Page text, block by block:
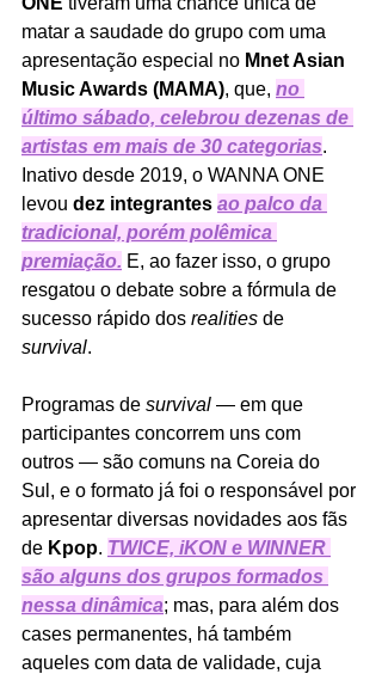
matar a saudade do grupo com uma
apresentação especial no Mnet Asian
Music Awards (MAMA), que, no
último sábado, celebrou dezenas de
artistas em mais de 30 categorias.
Inativo desde 2019, o WANNA ONE
levou dez integrantes ao palco da
tradicional, porém polêmica
premiação. E, ao fazer isso, o grupo
resgatou o debate sobre a fórmula de
sucesso rápido dos realities de
survival.
Programas de survival — em que
participantes concorrem uns com
outros — são comuns na Coreia do
Sul, e o formato já foi o responsável por
apresentar diversas novidades aos fãs
de Kpop. TWICE, iKON e WINNER
são alguns dos grupos formados
nessa dinâmica; mas, para além dos
cases permanentes, há também
aqueles com data de validade, cuja